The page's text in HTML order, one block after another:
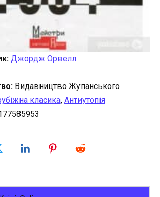
Джордж Орвелл
Видавництво Жупанського
класика, Антиутопія